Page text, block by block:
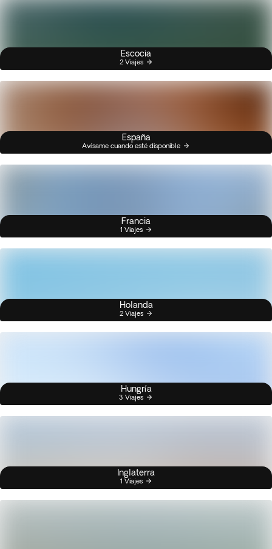
Escocia
2 Viajes
España
Avísame cuando esté disponible
Francia
1 Viajes
Holanda
2 Viajes
Hungría
3 Viajes
Inglaterra
1 Viajes